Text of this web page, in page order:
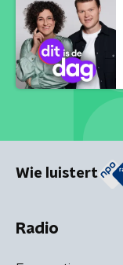
Wie luistert
Radio